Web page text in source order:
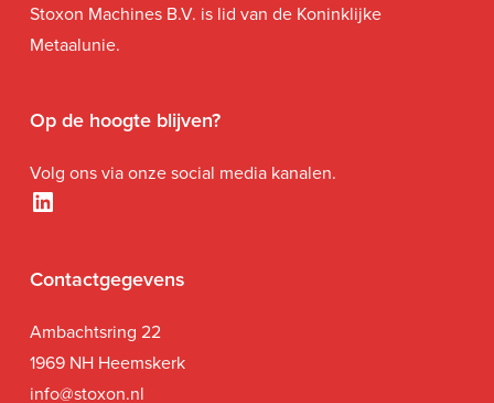
Stoxon Machines B.V. is lid van de Koninklijke
Metaalunie.
Op de hoogte blijven?
Volg ons via onze social media kanalen.
LinkedIn
Contactgegevens
Ambachtsring 22
1969 NH Heemskerk
info@stoxon.nl